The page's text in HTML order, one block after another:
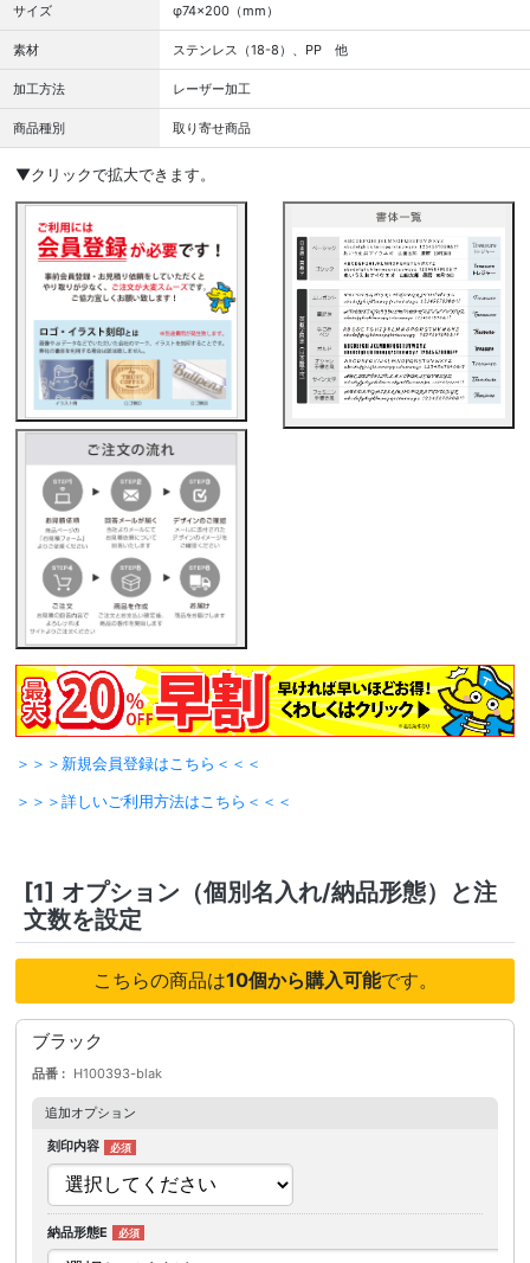
サイズ φ74×200（mm）
素材 ステンレス（18-8）、PP 他
加工方法 レーザー加工
商品種別 取り寄せ商品
▼クリックで拡大できます。
＞＞＞新規会員登録はこちら＜＜＜
＞＞＞詳しいご利用方法はこちら＜＜＜
[1] オプション（個別名入れ/納品形態）と注
文数を設定
こちらの商品は10個から購入可能です。
ブラック
品番 H100393-blak
追加オプション
刻印内容
納品形態E